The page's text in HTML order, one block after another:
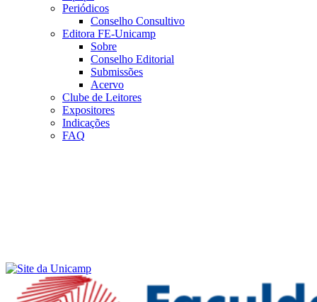
Periódicos
Conselho Consultivo
Editora FE-Unicamp
Sobre
Conselho Editorial
Submissões
Acervo
Clube de Leitores
Expositores
Indicações
FAQ